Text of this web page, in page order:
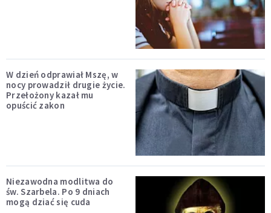
W dzień odprawiał Mszę, w
nocy prowadził drugie życie.
Przełożony kazał mu
opuścić zakon
Niezawodna modlitwa do
św. Szarbela. Po 9 dniach
mogą dziać się cuda